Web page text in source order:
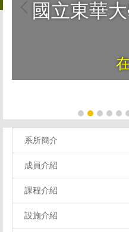
國立東華
系所簡介
成員介紹
課程介紹
設施介紹